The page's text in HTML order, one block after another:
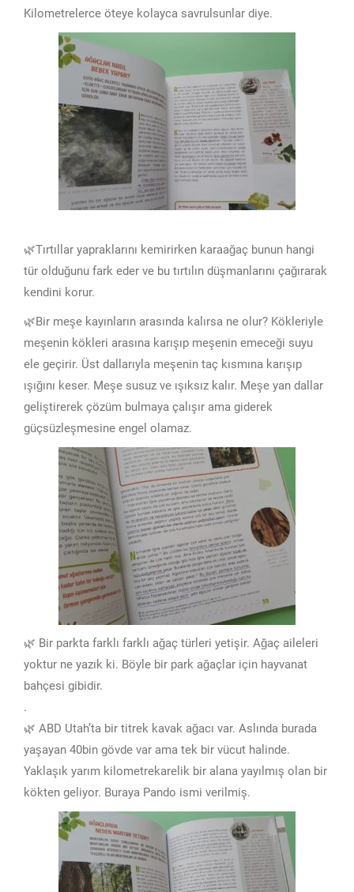
Kilometrelerce öteye kolayca savrulsunlar diye.
🌿Tırtıllar yapraklarını kemirirken karaağaç bunun hangi
tür olduğunu fark eder ve bu tırtılın düşmanlarını çağırarak
kendini korur.
🌿Bir meşe kayınların arasında kalırsa ne olur? Kökleriyle
meşenin kökleri arasına karışıp meşenin emeceği suyu
ele geçirir. Üst dallarıyla meşenin taç kısmına karışıp
ışığını keser. Meşe susuz ve ışıksız kalır. Meşe yan dallar
geliştirerek çözüm bulmaya çalışır ama giderek
güçsüzleşmesine engel olamaz.
🌿 Bir parkta farklı farklı ağaç türleri yetişir. Ağaç aileleri
yoktur ne yazık ki. Böyle bir park ağaçlar için hayvanat
bahçesi gibidir.
.
🌿 ABD Utah’ta bir titrek kavak ağacı var. Aslında burada
yaşayan 40bin gövde var ama tek bir vücut halinde.
Yaklaşık yarım kilometrekarelik bir alana yayılmış olan bir
kökten geliyor. Buraya Pando ismi verilmiş.